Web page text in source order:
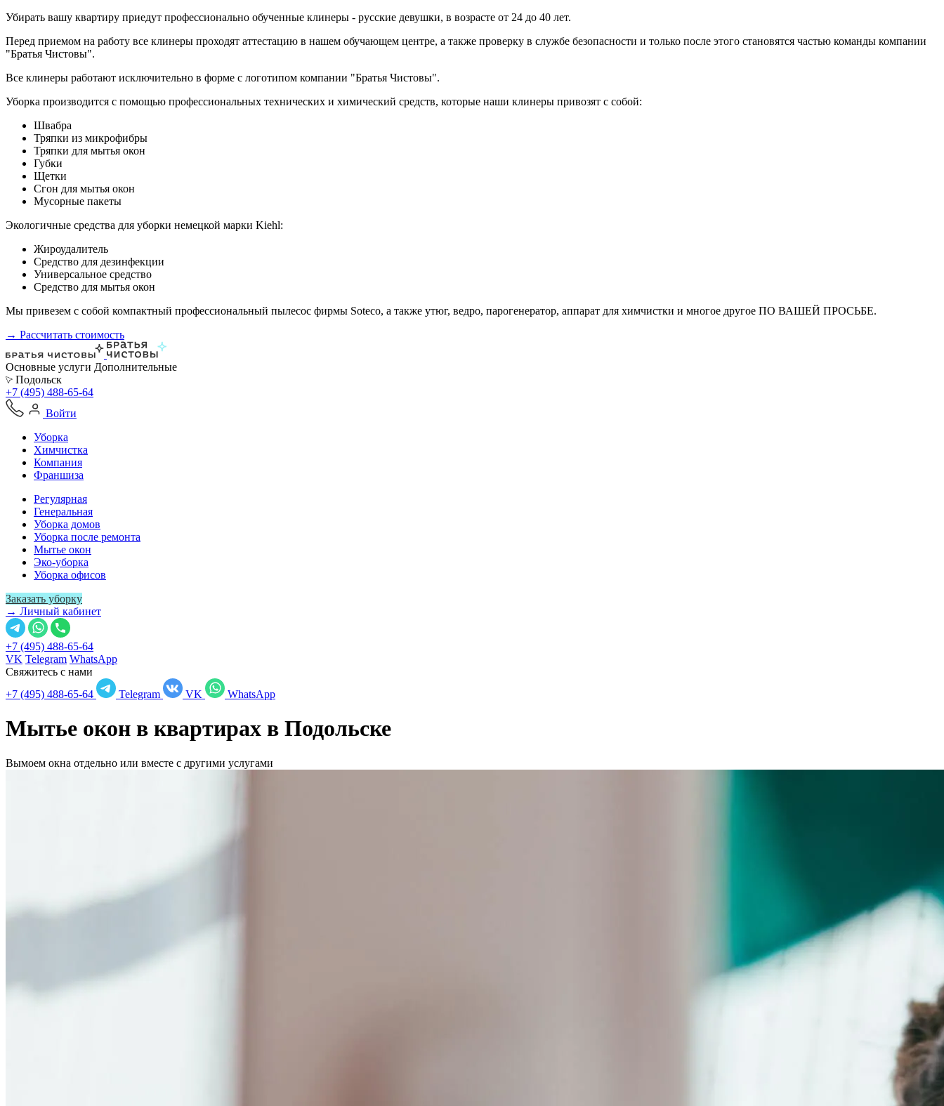
Убирать вашу квартиру приедут профессионально обученные клинеры - русские девушки, в возрасте от 24 до 40 лет.
Перед приемом на работу все клинеры проходят аттестацию в нашем обучающем центре, а также проверку в службе безопасности и только после этого становятся частью команды компании
"Братья Чистовы".
Все клинеры работают исключительно в форме с логотипом компании "Братья Чистовы".
Уборка производится с помощью профессиональных технических и химический средств, которые наши клинеры привозят с собой:
Швабра
Тряпки из микрофибры
Тряпки для мытья окон
Губки
Щетки
Сгон для мытья окон
Мусорные пакеты
Экологичные средства для уборки немецкой марки Kiehl:
Жироудалитель
Средство для дезинфекции
Универсальное средство
Средство для мытья окон
Мы привезем с собой компактный профессиональный пылесос фирмы Soteco, а также утюг, ведро, парогенератор, аппарат для химчистки и многое другое ПО ВАШЕЙ ПРОСЬБЕ.
→ Рассчитать стоимость
Основные услуги Дополнительные
Подольск
+7 (495) 488-65-64
Войти
Уборка
Химчистка
Компания
Франшиза
Регулярная
Генеральная
Уборка домов
Уборка после ремонта
Мытье окон
Эко-уборка
Уборка офисов
Заказать уборку
→ Личный кабинет
+7 (495) 488-65-64
VK Telegram WhatsApp
Свяжитесь с нами
+7 (495) 488-65-64
Telegram VK WhatsApp
Мытье окон в квартирах в Подольске
Вымоем окна отдельно или вместе с другими услугами